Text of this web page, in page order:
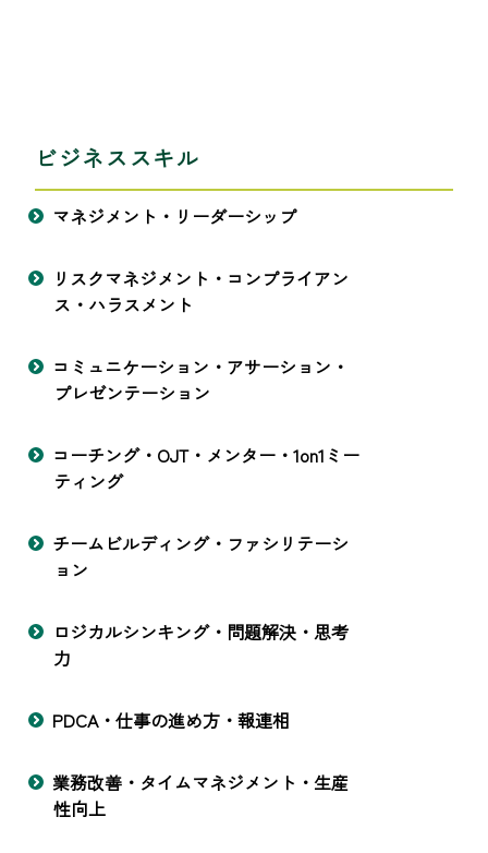
ビジネススキル
マネジメント・リーダーシップ
リスクマネジメント・コンプライアン
ス・ハラスメント
コミュニケーション・アサーション・
プレゼンテーション
コーチング・OJT・メンター・1on1ミー
ティング
チームビルディング・ファシリテーシ
ョン
ロジカルシンキング・問題解決・思考
力
PDCA・仕事の進め方・報連相
業務改善・タイムマネジメント・生産
性向上